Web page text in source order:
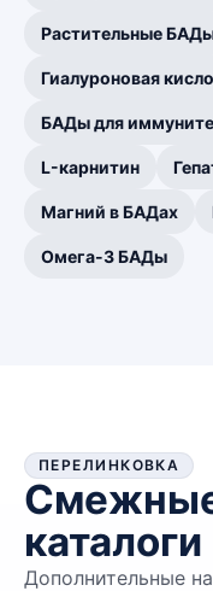
Растительные
Гиалуроновая
БАДы для
L-карнитин
Магний в БАДах
Омега-3 БАДы
ПЕРЕЛИНКОВКА
каталоги
Дополнительные